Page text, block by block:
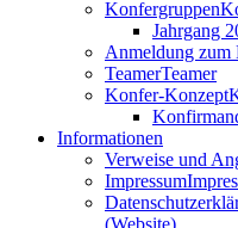
Konfergruppen
Jahrgang
Anmeldung zum
TeamerTeamer
Konfer-Konzept
Informationen
Verweise und
Impressum
(Website)